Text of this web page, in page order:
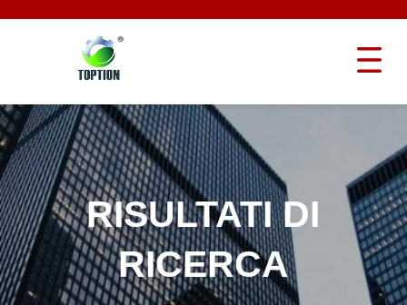
RISULTATI DI
RICERCA